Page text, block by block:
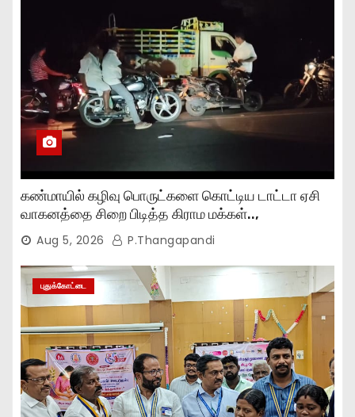
கண்மாயில் கழிவு பொருட்களை கொட்டிய டாட்டா ஏசி
வாகனத்தை சிறை பிடித்த கிராம மக்கள்..,
Aug 5, 2026 P.Thangapandi
புதுக்கோட்டை